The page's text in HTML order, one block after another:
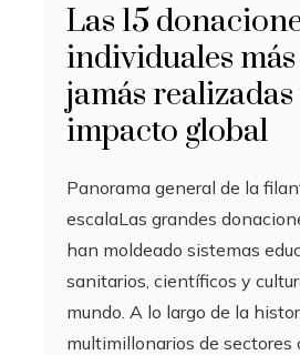
Las 15
individuales
jamás realizadas
impacto global
Panorama general de la
escalaLas grandes
han moldeado sistemas
sanitarios, científicos y
mundo. A lo largo de la
multimillonarios de sectores